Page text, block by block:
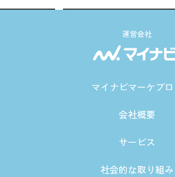
運営会社
マイナビマーケブ
会社概要
サービス
社会的な取り組み